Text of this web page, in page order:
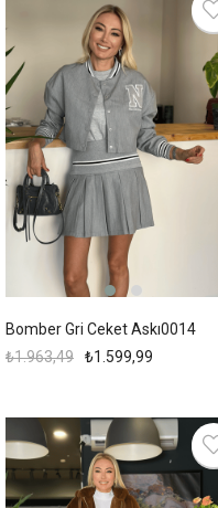
Bomber Gri Ceket Askı0014
₺1.599,99
₺1.963,49
%21